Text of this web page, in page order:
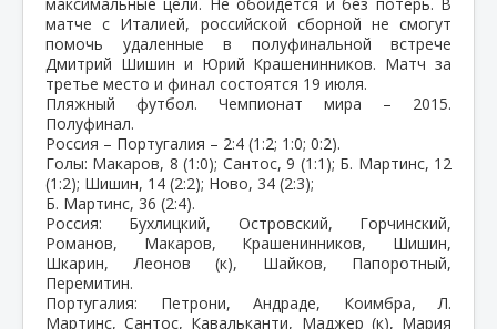
матче с Италией, российской сборной не смогут
помочь удаленные в полуфинальной встрече
Дмитрий Шишин и Юрий Крашенинников. Матч за
третье место и финал состоятся 19 июля.
Пляжный футбол. Чемпионат мира – 2015.
Полуфинал.
Россия – Португалия – 2:4 (1:2; 1:0; 0:2).
Голы: Макаров, 8 (1:0); Сантос, 9 (1:1); Б. Мартинс, 12
(1:2); Шишин, 14 (2:2); Ново, 34 (2:3);
Б. Мартинс, 36 (2:4).
Россия: Бухлицкий, Островский, Горчинский,
Романов, Макаров, Крашенинников, Шишин,
Шкарин, Леонов (к), Шайков, Папоротный,
Перемитин.
Португалия: Петрони, Андраде, Коимбра, Л.
Мартинс, Сантос, Кавальканти, Маджер (к), Мария